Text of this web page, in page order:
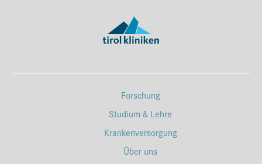
Forschung
Studium & Lehre
Krankenversorgung
Über uns